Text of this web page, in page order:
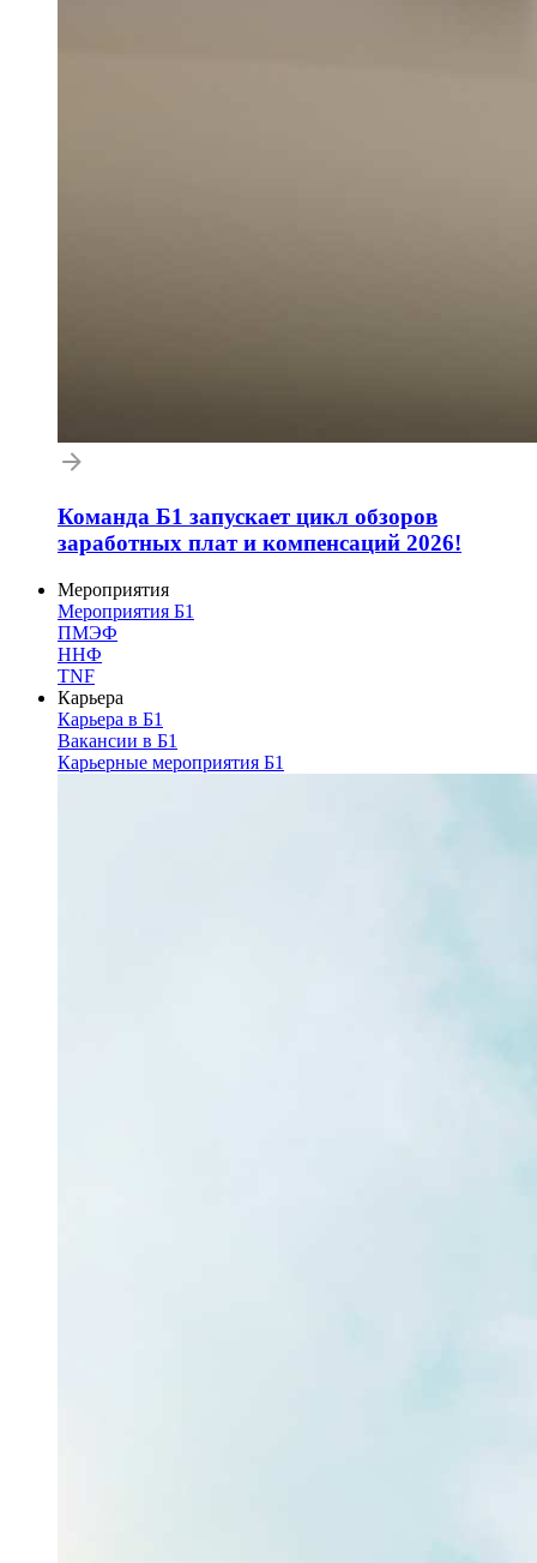
Команда Б1 запускает цикл обзоров
заработных плат и компенсаций 2026!
Мероприятия
Мероприятия Б1
ПМЭФ
ННФ
TNF
Карьера
Карьера в Б1
Вакансии в Б1
Карьерные мероприятия Б1